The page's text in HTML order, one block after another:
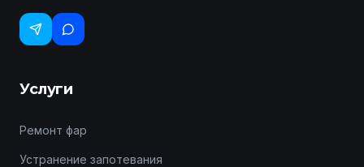
Услуги
Ремонт фар
Устранение запотевания